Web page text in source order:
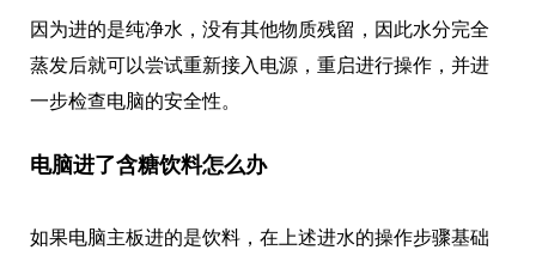
因为进的是纯净水，没有其他物质残留，因此水分完全
蒸发后就可以尝试重新接入电源，重启进行操作，并进
一步检查电脑的安全性。
电脑进了含糖饮料怎么办
如果电脑主板进的是饮料，在上述进水的操作步骤基础